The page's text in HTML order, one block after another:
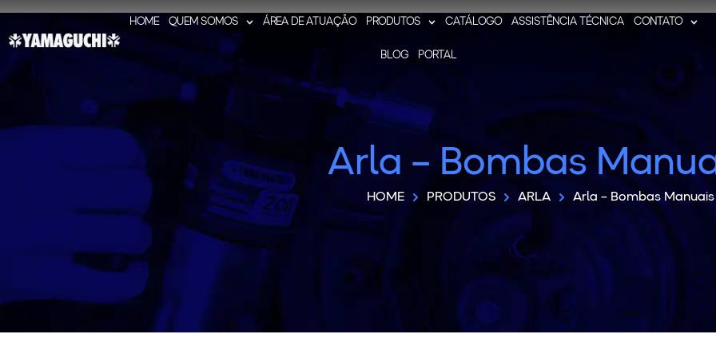
HOME QUEM SOMOS ÁREA DE ATUAÇÃO PRODUTOS CATÁLOGO ASSISTÊNCIA TÉCNICA CONTATO
BLOG PORTAL
Arla – Bombas
HOME PRODUTOS ARLA Arla – Bombas Manuais